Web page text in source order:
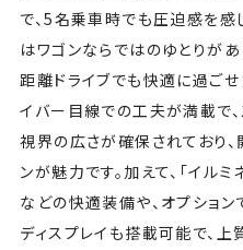
で、5名乗車時でも圧迫感を感
はワゴンならではのゆとりが
距離ドライブでも快適に過ごせ
イバー目線での工夫が満載で
視界の広さが確保されており
ンが魅力です。加えて、「イル
などの快適装備や、オプショ
ディスプレイも搭載可能で、